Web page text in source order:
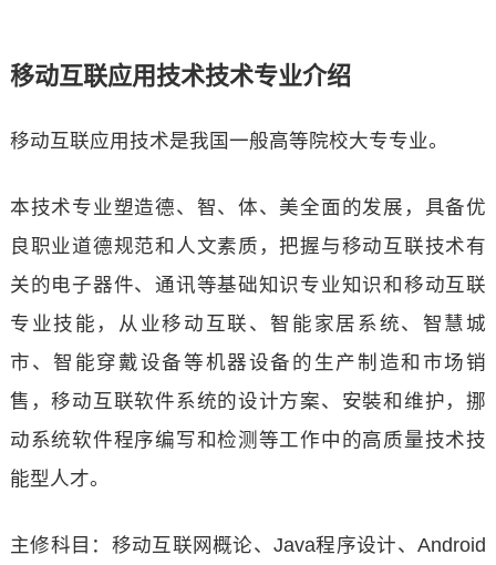
移动互联应用技术技术专业介绍
移动互联应用技术是我国一般高等院校大专专业。
本技术专业塑造德、智、体、美全面的发展，具备优
良职业道德规范和人文素质，把握与移动互联技术有
关的电子器件、通讯等基础知识专业知识和移动互联
专业技能，从业移动互联、智能家居系统、智慧城
市、智能穿戴设备等机器设备的生产制造和市场销
售，移动互联软件系统的设计方案、安裝和维护，挪
动系统软件程序编写和检测等工作中的高质量技术技
能型人才。
主修科目：移动互联网概论、Java程序设计、Android